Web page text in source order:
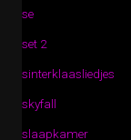
se
set 2
sinterklaasliedjes
skyfall
slaapkamer